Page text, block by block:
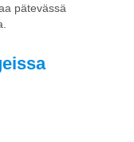
pätevässä